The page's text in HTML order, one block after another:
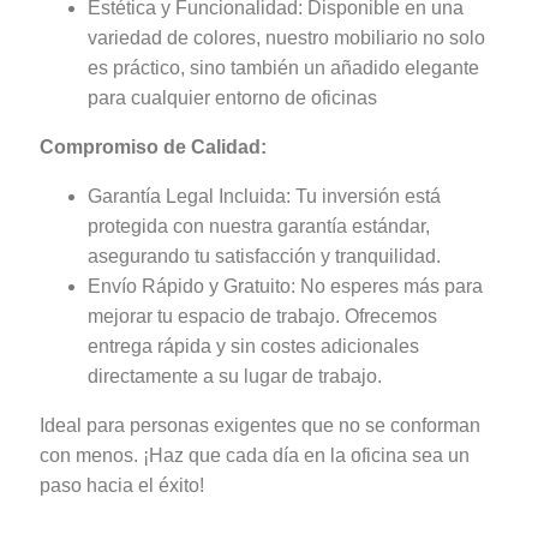
Estética y Funcionalidad: Disponible en una
variedad de colores, nuestro mobiliario no solo
es práctico, sino también un añadido elegante
para cualquier entorno de oficinas
Compromiso de Calidad:
Garantía Legal Incluida: Tu inversión está
protegida con nuestra garantía estándar,
asegurando tu satisfacción y tranquilidad.
Envío Rápido y Gratuito: No esperes más para
mejorar tu espacio de trabajo. Ofrecemos
entrega rápida y sin costes adicionales
directamente a su lugar de trabajo.
Ideal para personas exigentes que no se conforman
con menos. ¡Haz que cada día en la oficina sea un
paso hacia el éxito!